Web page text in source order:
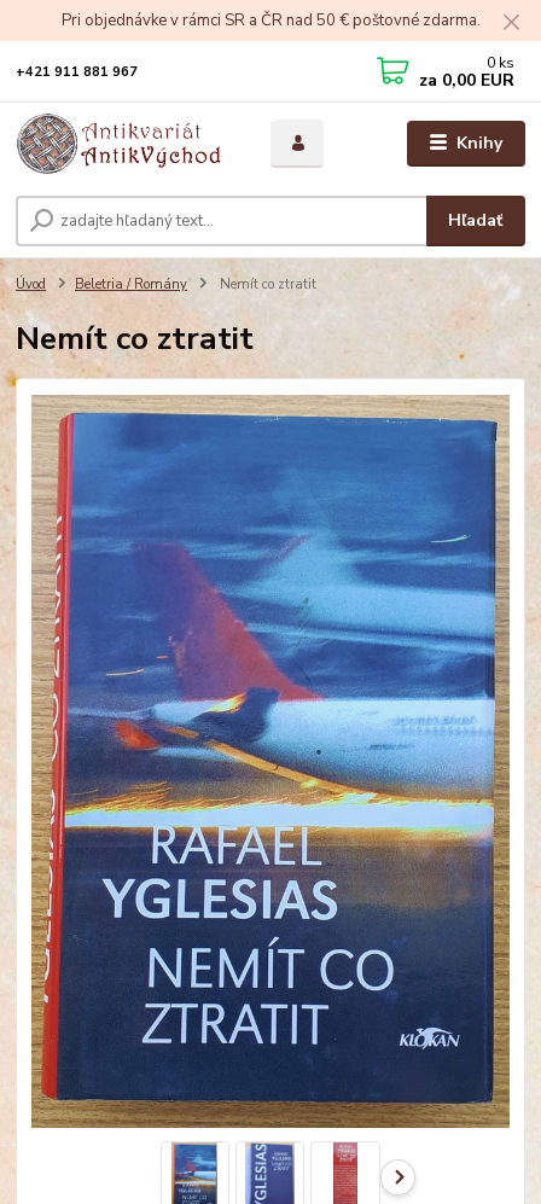
Pri objednávke v rámci SR a ČR nad 50 € poštovné zdarma.
Knihy
Hľadať
+421 911 881 967 0 ks
za 0,00 EUR
Úvod Beletria / Romány Nemít co ztratit
Nemít co ztratit